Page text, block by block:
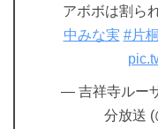
アボボは割ら
中みな実 #片
— 吉祥寺ルー
分放送